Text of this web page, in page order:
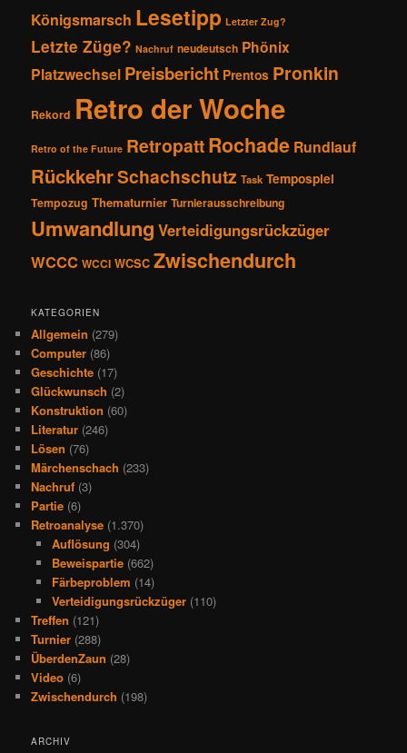
Königsmarsch Lesetipp Letzter Zug?
Letzte Züge? Nachruf neudeutsch Phönix
Platzwechsel Preisbericht Prentos Pronkin
Rekord Retro der Woche
Retro of the Future RetropattRochade Rundlauf
RückkehrSchachschutz Task Tempospiel
Tempozug Thematurnier Turnierausschreibung
Umwandlung Verteidigungsrückzüger
WCCC WCCI WCSC Zwischendurch
KATEGORIEN
Allgemein (279)
Computer (86)
Geschichte (17)
Glückwunsch (2)
Konstruktion (60)
Literatur (246)
Lösen (76)
Märchenschach (233)
Nachruf (3)
Partie (6)
Retroanalyse (1.370)
Auflösung (304)
Beweispartie(662)
Färbeproblem (14)
Verteidigungsrückzüger(110)
Treffen (121)
Turnier (288)
ÜberdenZaun (28)
Video (6)
Zwischendurch (198)
ARCHIV